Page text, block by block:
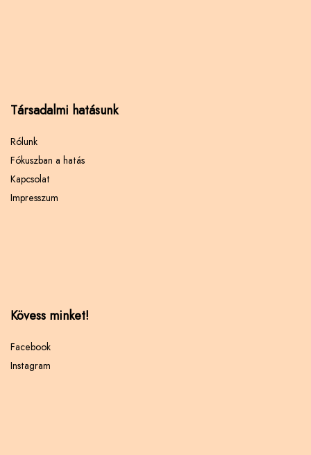
Társadalmi hatásunk
Rólunk
Fókuszban a hatás
Kapcsolat
Impresszum
Kövess minket!
Facebook
Instagram